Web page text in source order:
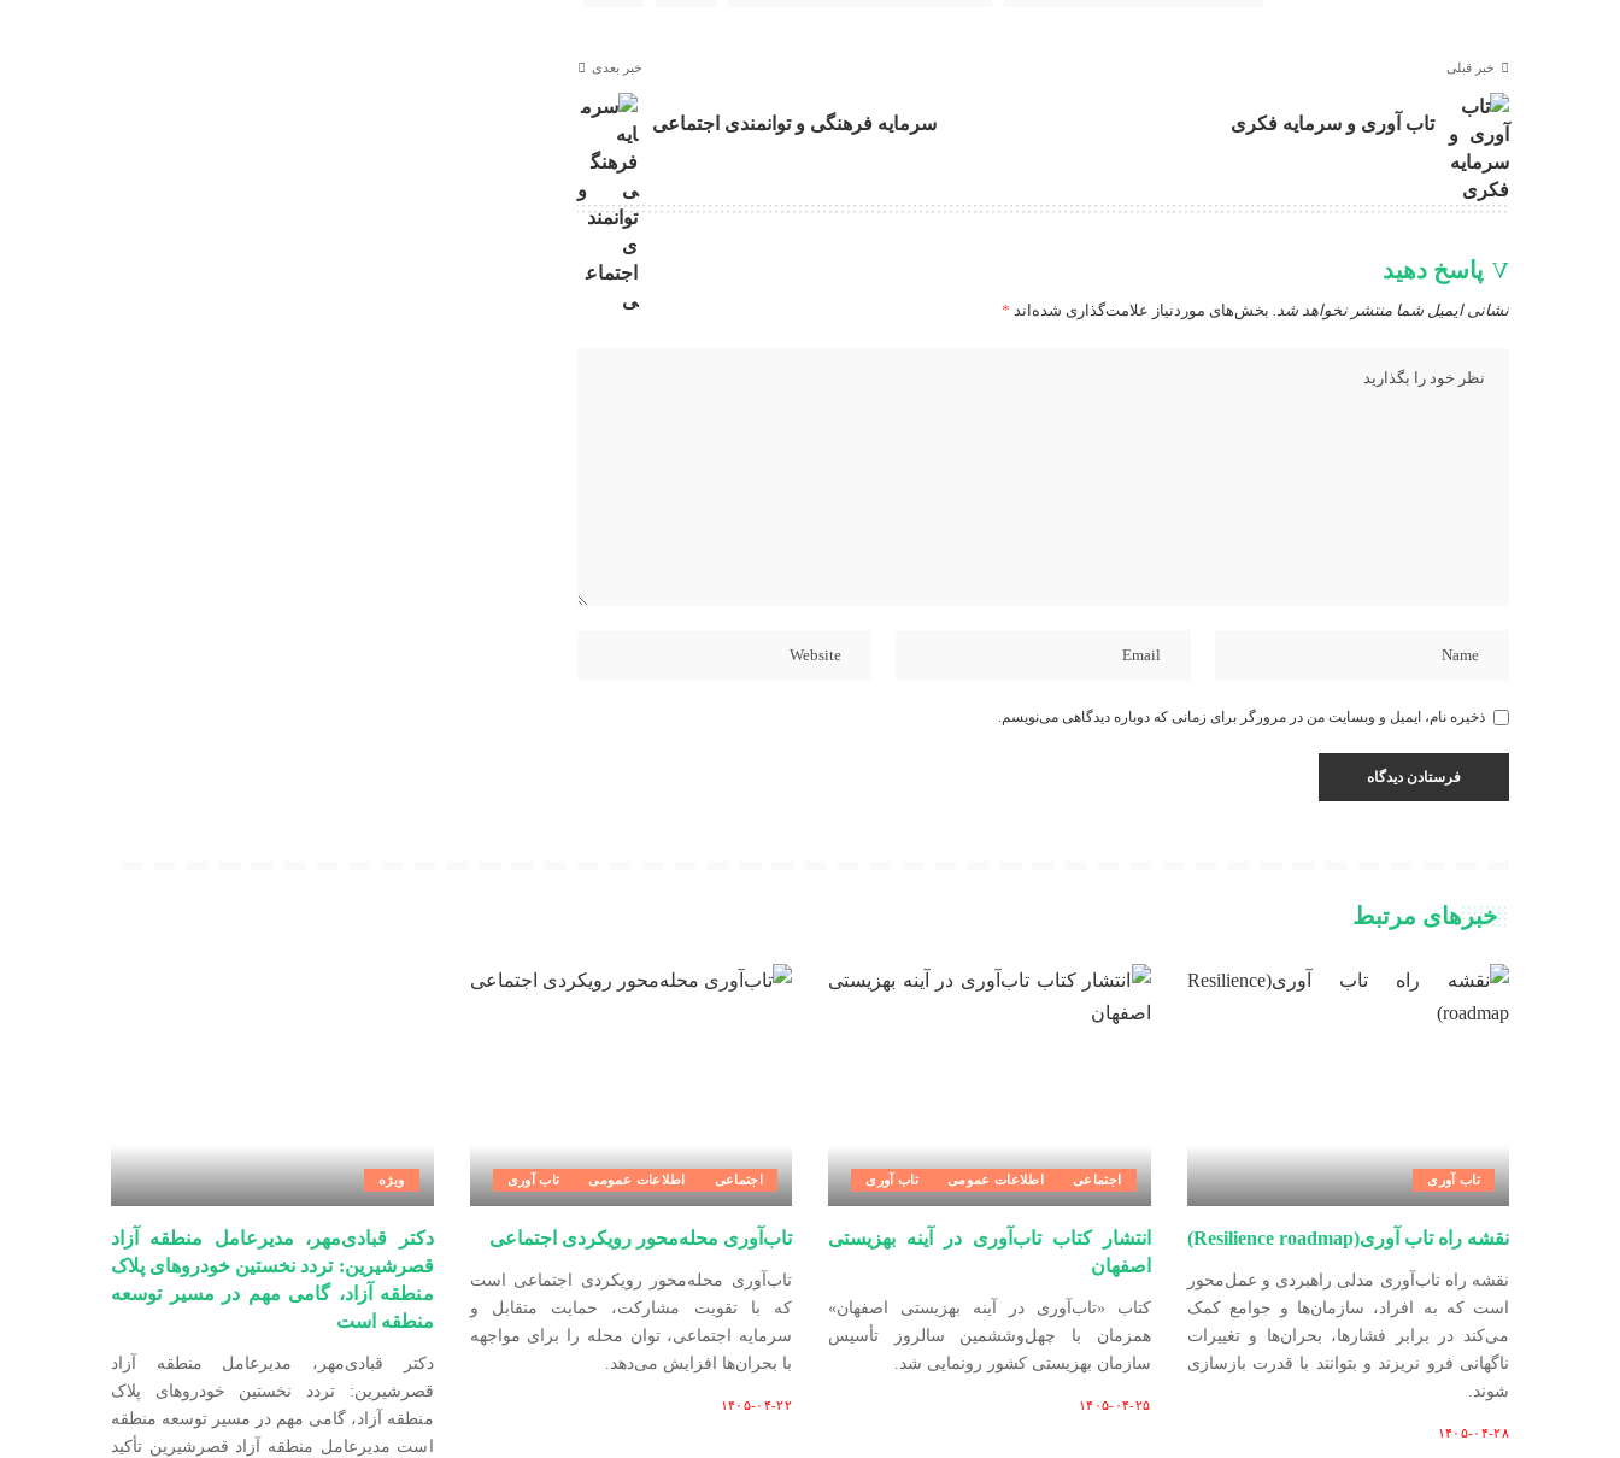
خبر قبلی
تاب آوری و سرمایه فکری
خبر بعدی
سرمایه فرهنگی و توانمندی اجتماعی
پاسخ دهید
نشانی ایمیل شما منتشر نخواهد شد. بخش‌های موردنیاز علامت‌گذاری شده‌اند *
ذخیره نام، ایمیل و وبسایت من در مرورگر برای زمانی که دوباره دیدگاهی می‌نویسم.
خبرهای مرتبط
تاب آوری
نقشه راه تاب آوری(Resilience roadmap)
نقشه راه تاب‌آوری مدلی راهبردی و عمل‌محور
است که به افراد، سازمان‌ها و جوامع کمک
می‌کند در برابر فشارها، بحران‌ها و تغییرات
ناگهانی فرو نریزند و بتوانند با قدرت بازسازی
شوند.
۱۴۰۵-۰۴-۲۸
اجتماعی اطلاعات عمومی تاب آوری
انتشار کتاب تاب‌آوری در آینه بهزیستی
اصفهان
کتاب «تاب‌آوری در آینه بهزیستی اصفهان»
همزمان با چهل‌وششمین سالروز تأسیس
سازمان بهزیستی کشور رونمایی شد.
۱۴۰۵-۰۴-۲۵
اجتماعی اطلاعات عمومی تاب آوری
تاب‌آوری محله‌محور رویکردی اجتماعی
تاب‌آوری محله‌محور رویکردی اجتماعی است
که با تقویت مشارکت، حمایت متقابل و
سرمایه اجتماعی، توان محله را برای مواجهه
با بحران‌ها افزایش می‌دهد.
۱۴۰۵-۰۴-۲۲
ویژه
دکتر قبادی‌مهر، مدیرعامل منطقه آزاد
قصرشیرین: تردد نخستین خودروهای پلاک
منطقه آزاد، گامی مهم در مسیر توسعه
منطقه است
دکتر قبادی‌مهر، مدیرعامل منطقه آزاد
قصرشیرین: تردد نخستین خودروهای پلاک
منطقه آزاد، گامی مهم در مسیر توسعه منطقه
است مدیرعامل منطقه آزاد قصرشیرین تأکید